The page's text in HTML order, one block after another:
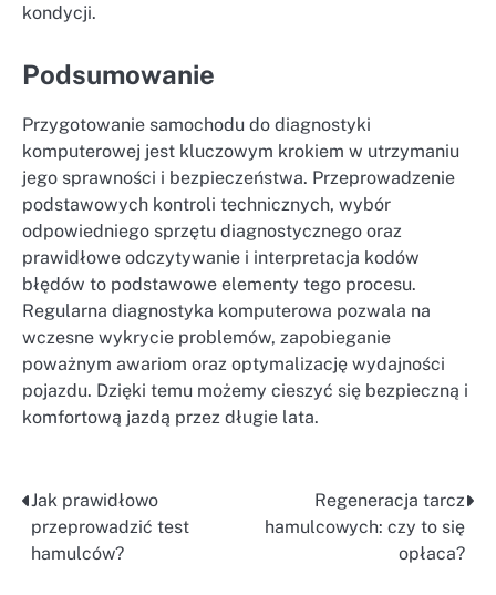
kondycji.
Podsumowanie
Przygotowanie samochodu do diagnostyki
komputerowej jest kluczowym krokiem w utrzymaniu
jego sprawności i bezpieczeństwa. Przeprowadzenie
podstawowych kontroli technicznych, wybór
odpowiedniego sprzętu diagnostycznego oraz
prawidłowe odczytywanie i interpretacja kodów
błędów to podstawowe elementy tego procesu.
Regularna diagnostyka komputerowa pozwala na
wczesne wykrycie problemów, zapobieganie
poważnym awariom oraz optymalizację wydajności
pojazdu. Dzięki temu możemy cieszyć się bezpieczną i
komfortową jazdą przez długie lata.
Nawigacja
wpisu
Jak prawidłowo
przeprowadzić test
hamulców?
Regeneracja tarcz
hamulcowych: czy to się
opłaca?